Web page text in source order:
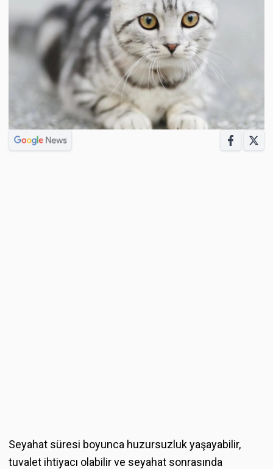
Seyahat süresi boyunca huzursuzluk yaşayabilir,
tuvalet ihtiyacı olabilir ve seyahat sonrasında